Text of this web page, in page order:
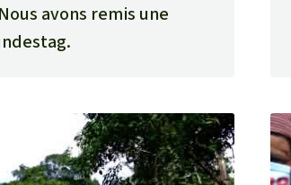
avons remis une